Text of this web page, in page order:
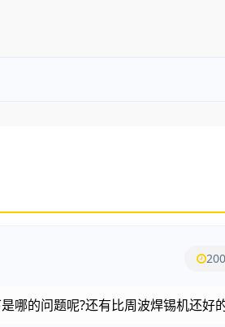
哪的问题呢?还有比周波焊锡机还好